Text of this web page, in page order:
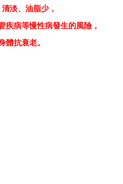
淡、油脂少，
疾病等慢性病發生的風險，
體抗衰老。